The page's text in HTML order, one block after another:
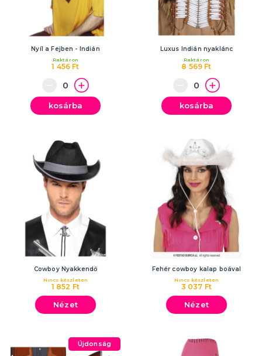
Nyíl a Fejben - Indián
1 456 Ft
Raktáron
kosárba
Luxus Indián nyaklánc
8 569 Ft
Raktáron
kosárba
Cowboy Nyakkendő
1 852 Ft
Nincs készleten
Nézet
Fehér cowboy kalap boával
3 037 Ft
Nincs készleten
Nézet
Újdonság